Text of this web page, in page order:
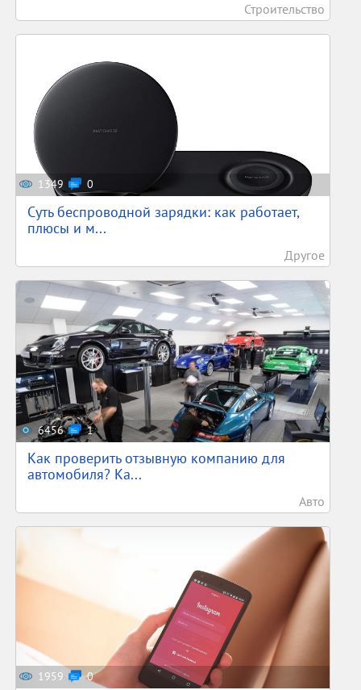
Строительство
1349 0
Суть беспроводной зарядки: как работает,
плюсы и м...
Другое
6456 1
Как проверить отзывную компанию для
автомобиля? Ка...
Авто
1959 0